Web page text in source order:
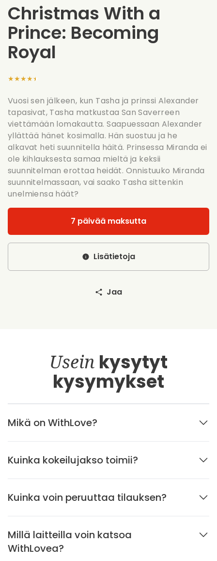
Christmas With a
Prince: Becoming
Royal
★★★★★
Vuosi sen jälkeen, kun Tasha ja prinssi Alexander
tapasivat, Tasha matkustaa San Saverreen
viettämään lomakautta. Saapuessaan Alexander
yllättää hänet kosimalla. Hän suostuu ja he
alkavat heti suunnitella häitä. Prinsessa Miranda ei
ole kihlauksesta samaa mieltä ja keksii
suunnitelman erottaa heidät. Onnistuuko Miranda
suunnitelmassaan, vai saako Tasha sittenkin
unelmiensa häät?
7 päivää maksutta
Lisätietoja
Jaa
Usein kysytyt
kysymykset
Mikä on WithLove?
Kuinka kokeilujakso toimii?
Kuinka voin peruuttaa tilauksen?
Millä laitteilla voin katsoa
WithLovea?